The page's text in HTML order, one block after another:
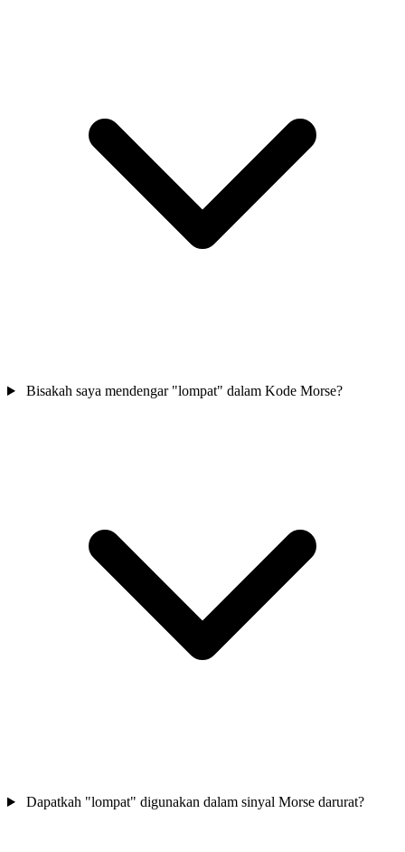
Bisakah saya mendengar "lompat" dalam Kode Morse?
Dapatkah "lompat" digunakan dalam sinyal Morse darurat?